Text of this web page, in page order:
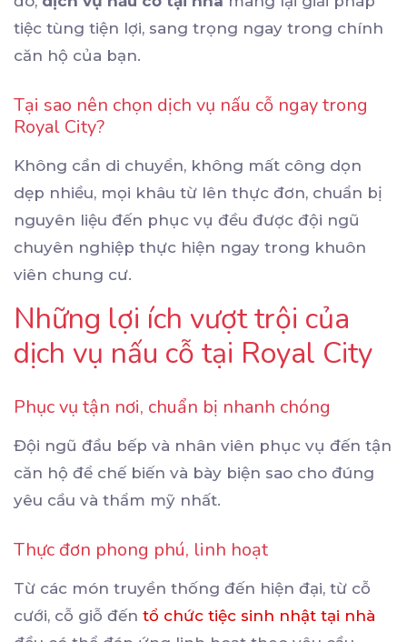
tiệc tùng tiện lợi, sang trọng ngay trong chính
căn hộ của bạn.
Tại sao nên chọn dịch vụ nấu cỗ ngay trong
Royal City?
Không cần di chuyển, không mất công dọn
dẹp nhiều, mọi khâu từ lên thực đơn, chuẩn bị
nguyên liệu đến phục vụ đều được đội ngũ
chuyên nghiệp thực hiện ngay trong khuôn
viên chung cư.
Những lợi ích vượt trội của
dịch vụ nấu cỗ tại Royal City
Phục vụ tận nơi, chuẩn bị nhanh chóng
Đội ngũ đầu bếp và nhân viên phục vụ đến tận
căn hộ để chế biến và bày biện sao cho đúng
yêu cầu và thẩm mỹ nhất.
Thực đơn phong phú, linh hoạt
Từ các món truyền thống đến hiện đại, từ cỗ
cưới, cỗ giỗ đến tổ chức tiệc sinh nhật tại nhà